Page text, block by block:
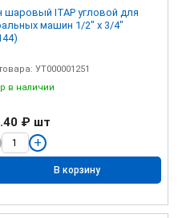
шаровый ITAP угловой для
машин 1/2" х 3/4"
УТ000001251
в наличии
₽ шт
В корзину